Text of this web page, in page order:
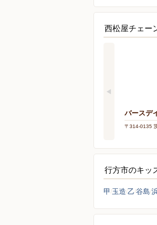
西松屋チェー
バースデ
〒314-0135
行方市のキッ
甲 玉造 乙 谷島